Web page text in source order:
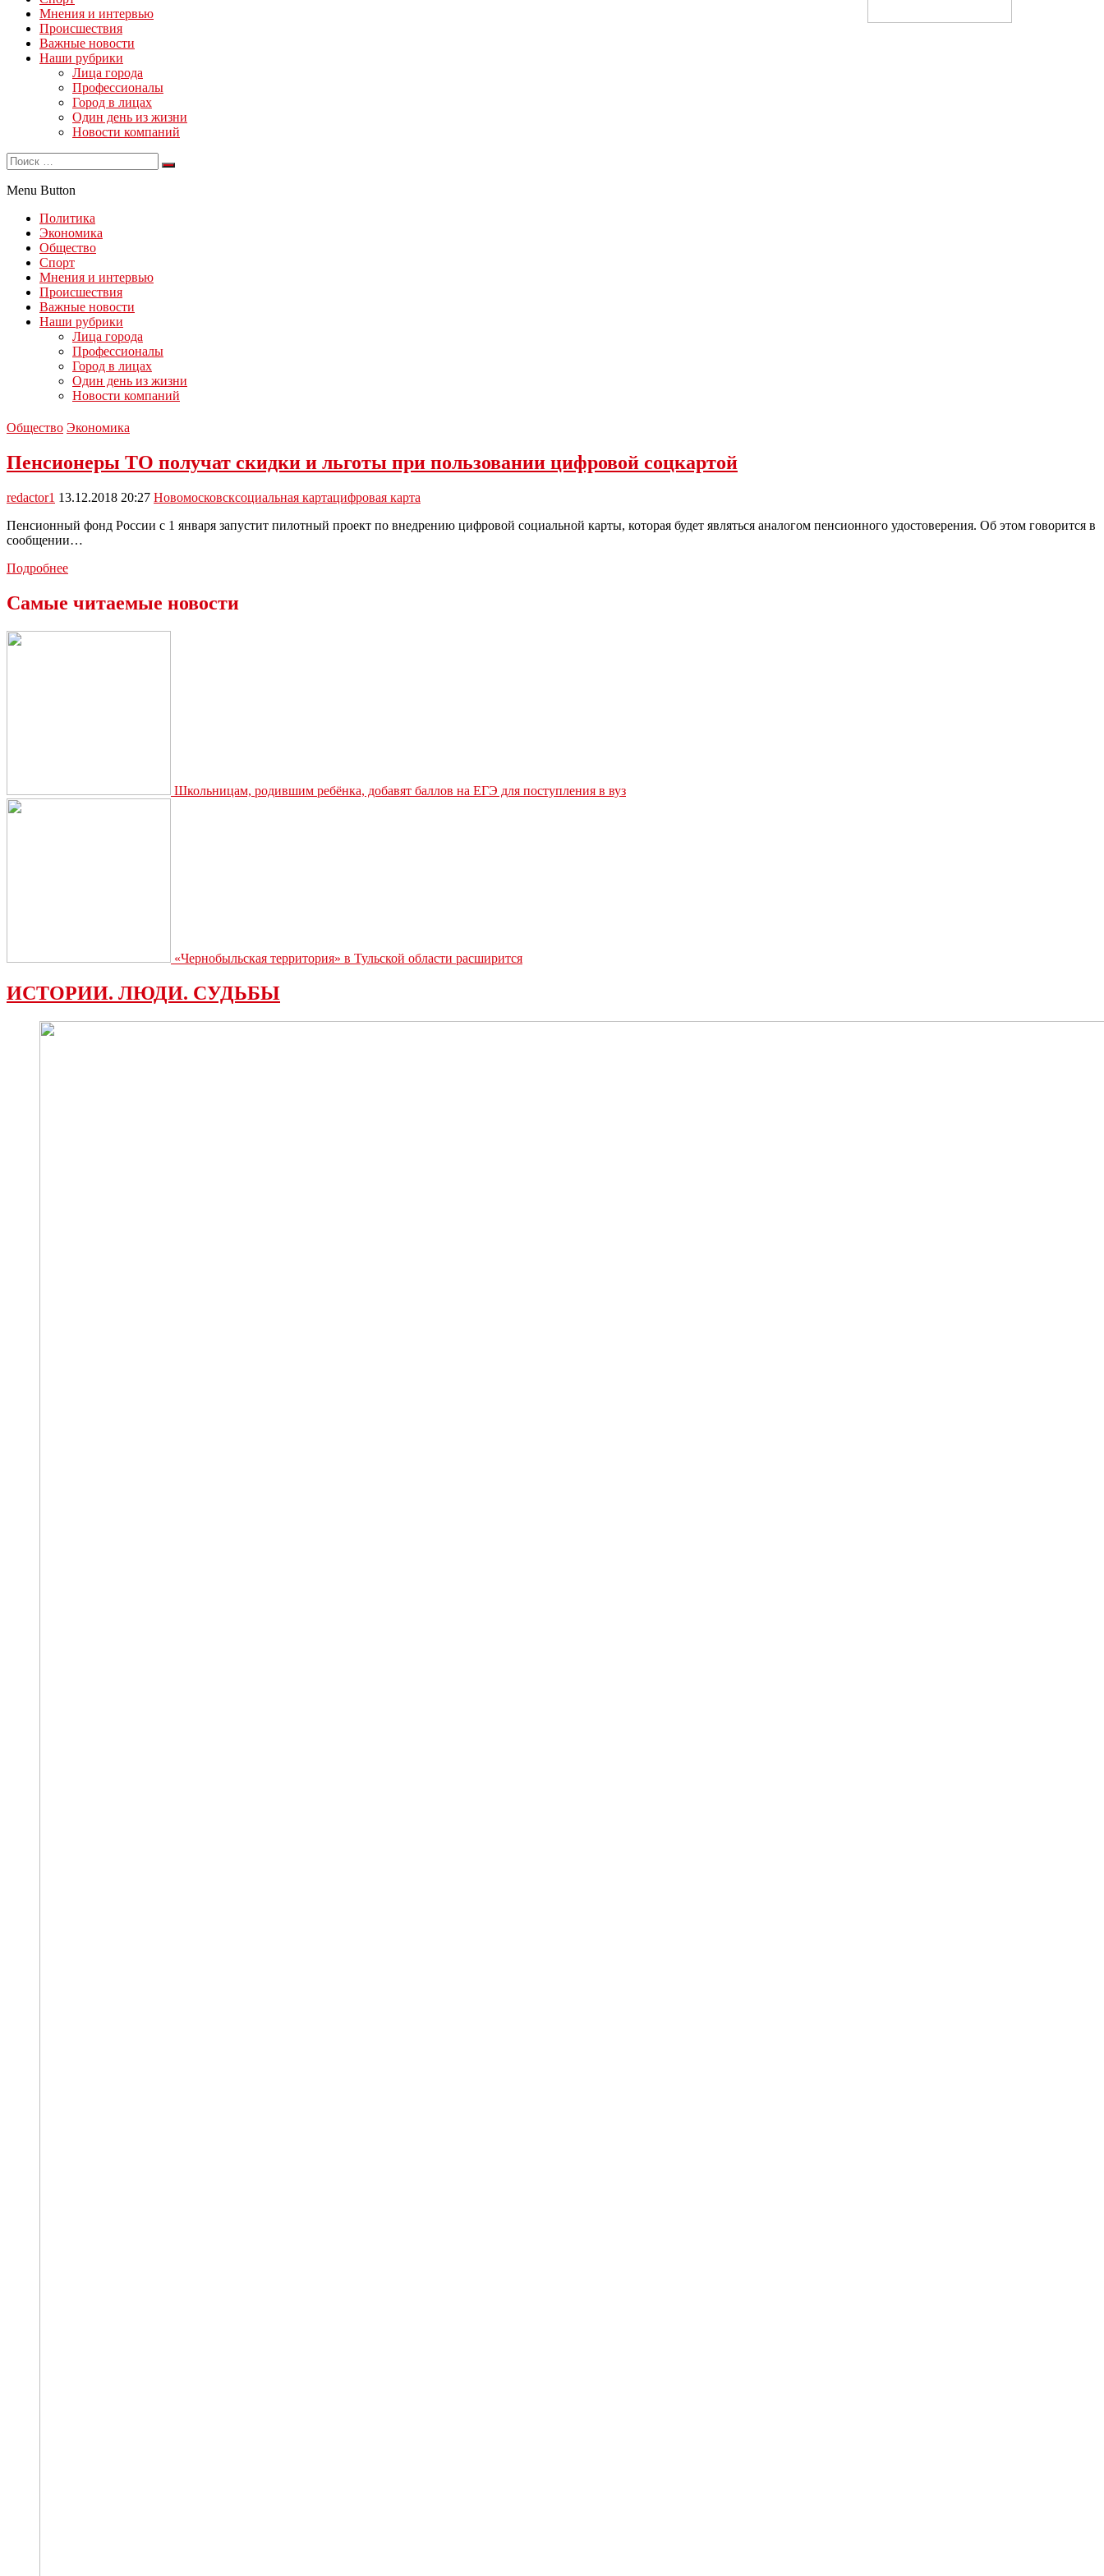
Мнения и интервью
Происшествия
Важные новости
Наши рубрики
Лица города
Профессионалы
Город в лицах
Один день из жизни
Новости компаний
Menu Button
Политика
Экономика
Общество
Спорт
Мнения и интервью
Происшествия
Важные новости
Наши рубрики
Лица города
Профессионалы
Город в лицах
Один день из жизни
Новости компаний
Общество Экономика
Пенсионеры ТО получат скидки и льготы при пользовании цифровой соцкартой
redactor1 13.12.2018 20:27 Новомосковсксоциальная картацифровая карта
Пенсионный фонд России с 1 января запустит пилотный проект по внедрению цифровой социальной карты, которая будет являться аналогом пенсионного удостоверения. Об этом говорится в
сообщении…
ПодробнееПенсионеры
скидки
Самые читаемые новости
Школьницам, родившим ребёнка, добавят баллов на ЕГЭ для поступления в вуз
«Чернобыльская территория» в Тульской области расширится
ИСТОРИИ. ЛЮДИ. СУДЬБЫ